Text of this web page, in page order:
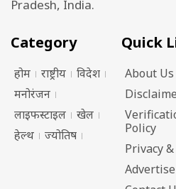
Pradesh, India.
Category
होम राष्ट्रीय
विदेश
मनोरंजन
लाइफस्टाइल
खेल
हेल्थ
ज्योतिष
Quick
About Us
Policy
Privacy
Advertise